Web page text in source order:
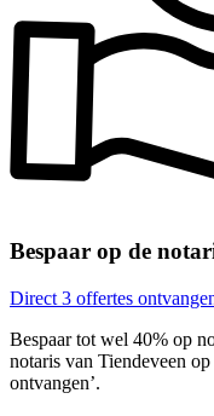
Bespaar op de
Direct 3 offertes
Bespaar tot wel 40% op
notaris van Tiendeveen
ontvangen’.